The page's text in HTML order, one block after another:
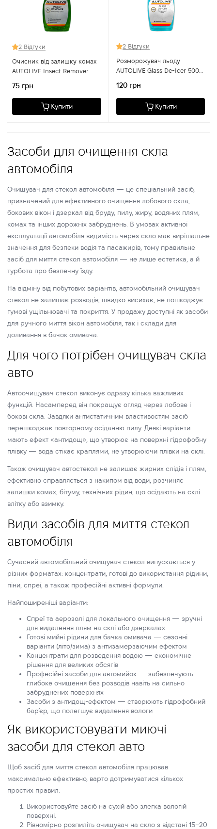
2 Відгуки
Очисник від залишку комах
AUTOLIVE Insect Remover
75 грн
Купити
2 Відгуки
Розморожувач льоду
AUTOLIVE Glass De-Icer 500
120 грн
Купити
Засоби для очищення скла
автомобіля
Очищувач для стекол автомобіля — це спеціальний засіб,
призначений для ефективного очищення лобового скла,
бокових вікон і дзеркал від бруду, пилу, жиру, водяних плям,
комах та інших дорожніх забруднень. В умовах активної
експлуатації автомобіля видимість через скло має вирішальне
значення для безпеки водія та пасажирів, тому правильне
засіб для миття стекол автомобіля — не лише естетика, а й
турбота про безпечну їзду.
На відміну від побутових варіантів, автомобільний очищувач
стекол не залишає розводів, швидко висихає, не пошкоджує
гумові ущільнювачі та покриття. У продажу доступні як засоби
для ручного миття вікон автомобіля, так і склади для
доливання в бачок омивача.
Для чого потрібен очищувач скла
авто
Автоочищувач стекол виконує одразу кілька важливих
функцій. Насамперед він покращує огляд через лобове і
бокові скла. Завдяки антистатичним властивостям засіб
перешкоджає повторному осіданню пилу. Деякі варіанти
мають ефект «антидощ», що утворює на поверхні гідрофобну
плівку — вода стікає краплями, не утворюючи плівки на склі.
Також очищувач автостекол не залишає жирних слідів і плям,
ефективно справляється з накипом від води, розчиняє
залишки комах, бітуму, технічних рідин, що осідають на склі
влітку або взимку.
Види засобів для миття стекол
автомобіля
Сучасний автомобільний очищувач стекол випускається у
різних форматах: концентрати, готові до використання рідини,
піни, спреї, а також професійні активні формули.
Найпоширеніші варіанти:
Спреї та аерозолі для локального очищення — зручні
для видалення плям на склі або дзеркалах
Готові мийні рідини для бачка омивача — сезонні
варіанти (літо/зима) з антизамерзаючим ефектом
Концентрати для розведення водою — економічне
рішення для великих обсягів
Професійні засоби для автомийок — забезпечують
глибоке очищення без розводів навіть на сильно
забруднених поверхнях
Засоби з антидощ-ефектом — створюють гідрофобний
бар’єр, що полегшує видалення вологи
Як використовувати миючі
засоби для стекол авто
Щоб засіб для миття стекол автомобіля працював
максимально ефективно, варто дотримуватися кількох
простих правил:
Використовуйте засіб на сухій або злегка вологій
поверхні.
Рівномірно розпиліть очищувач на скло з відстані 15–20